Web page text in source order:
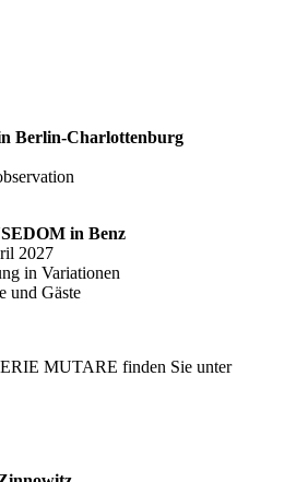
Berlin-Charlottenburg
in Benz
2027
in Variationen
und Gäste
MUTARE finden Sie unter